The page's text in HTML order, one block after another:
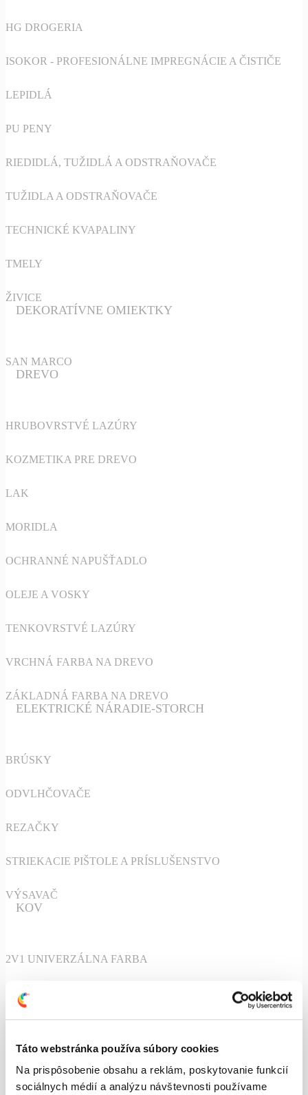
Táto webstránka používa súbory cookies
Na prispôsobenie obsahu a reklám, poskytovanie funkcií
sociálnych médií a analýzu návštevnosti používame
HG DROGERIA
ISOKOR - PROFESIONÁLNE IMPREGNÁCIE A ČISTIČE
LEPIDLÁ
PU PENY
RIEDIDLÁ, TUŽIDLÁ A ODSTRAŇOVAČE
TUŽIDLA A ODSTRAŇOVAČE
TECHNICKÉ KVAPALINY
TMELY
ŽIVICE
DEKORATÍVNE OMIEKTKY
SAN MARCO
DREVO
HRUBOVRSTVÉ LAZÚRY
KOZMETIKA PRE DREVO
LAK
MORIDLA
OCHRANNÉ NAPUŠŤADLO
OLEJE A VOSKY
TENKOVRSTVÉ LAZÚRY
VRCHNÁ FARBA NA DREVO
ZÁKLADNÁ FARBA NA DREVO
ELEKTRICKÉ NÁRADIE-STORCH
BRÚSKY
ODVLHČOVAČE
REZAČKY
STRIEKACIE PIŠTOLE A PRÍSLUŠENSTVO
VÝSAVAČ
KOV
2V1 UNIVERZÁLNA FARBA
ŠPECIALNÉ FARBY
OMIETKY